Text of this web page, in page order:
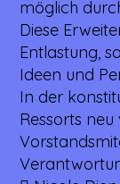
möglich
Diese
Entlastung,
Ideen und
In der
Ressorts